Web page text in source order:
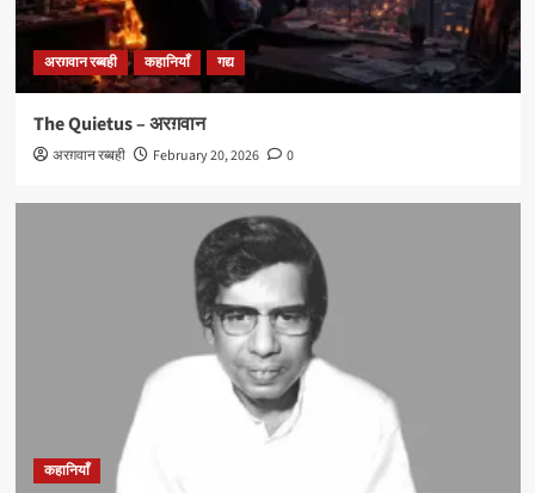
अरग़वान रब्बही कहानियाँ गद्य
The Quietus – अरग़वान
अरग़वान रब्बही February 20, 2026 0
कहानियाँ